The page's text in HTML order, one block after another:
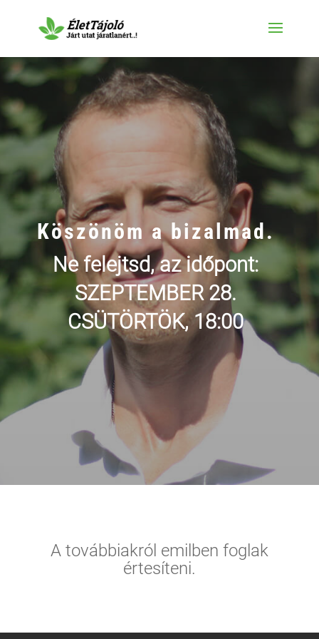
Köszönöm a bizalmad.
Ne felejtsd, az időpont:
SZEPTEMBER 28.
CSÜTÖRTÖK, 18:00
A továbbiakról emilben foglak
értesíteni.